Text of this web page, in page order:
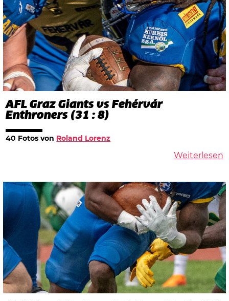
AFL Graz Giants vs Fehérvár
Enthroners (31 : 8)
40 Fotos von Roland Lorenz
Weiterlesen